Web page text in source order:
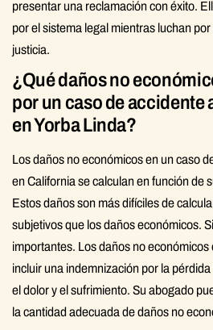
presentar una reclamación con éxito.
por el sistema legal mientras luchan
justicia.
¿Qué daños no
por un caso de
en Yorba Linda?
Los daños no económicos en un caso
en California se calculan en función de
Estos daños son más difíciles de
subjetivos que los daños económicos.
importantes. Los daños no
incluir una indemnización por la
el dolor y el sufrimiento. Su abogado
la cantidad adecuada de daños no